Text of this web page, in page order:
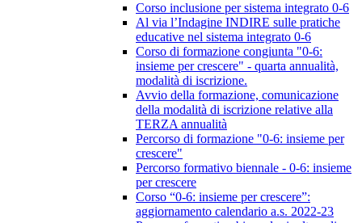
Corso inclusione per sistema integrato 0-6
Al via l’Indagine INDIRE sulle pratiche
educative nel sistema integrato 0-6
Corso di formazione congiunta "0-6:
insieme per crescere" - quarta annualità,
modalità di iscrizione.
Avvio della formazione, comunicazione
della modalità di iscrizione relative alla
TERZA annualità
Percorso di formazione "0-6: insieme per
crescere"
Percorso formativo biennale - 0-6: insieme
per crescere
Corso “0-6: insieme per crescere”:
aggiornamento calendario a.s. 2022-23